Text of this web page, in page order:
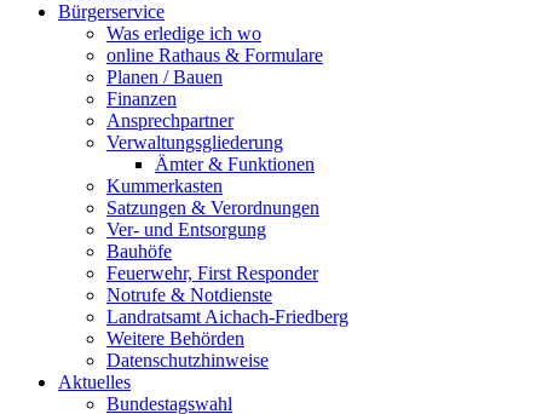
Bürgerservice
Was erledige ich wo
online Rathaus & Formulare
Planen / Bauen
Finanzen
Ansprechpartner
Verwaltungsgliederung
Ämter & Funktionen
Kummerkasten
Satzungen & Verordnungen
Ver- und Entsorgung
Bauhöfe
Feuerwehr, First Responder
Notrufe & Notdienste
Landratsamt Aichach-Friedberg
Weitere Behörden
Datenschutzhinweise
Aktuelles
Bundestagswahl